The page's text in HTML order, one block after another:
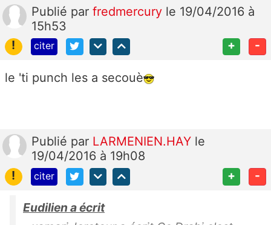
Publié par fredmercury le 19/04/2016 à
15h53
!
citer + -
le 'ti punch les a secouè
Publié par LARMENIEN.HAY le
19/04/2016 à 19h08
!
citer + -
Eudilien a écrit